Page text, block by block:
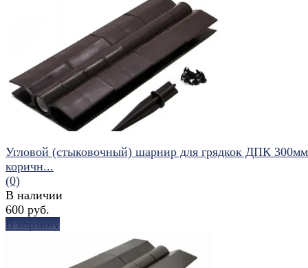
избранное сравнить
Угловой (стыковочный) шарнир для грядкок ДПК 300мм
коричн...
(0)
В наличии
600 руб.
В корзину